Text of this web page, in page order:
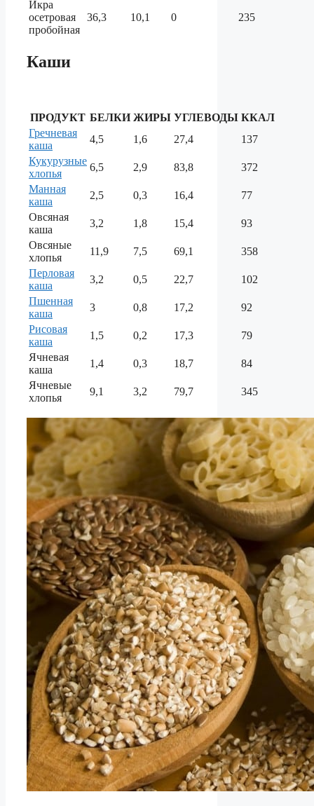
Икра
осетровая
пробойная
36,3 10,1 0 235
Каши
ПРОДУКТ БЕЛКИ ЖИРЫ УГЛЕВОДЫ ККАЛ
Гречневая
каша
4,5 1,6 27,4
137
Кукурузные
хлопья
6,5 2,9 83,8
372
Манная
каша
2,5 0,3 16,4
77
Овсяная
каша
3,2 1,8 15,4
93
Овсяные
хлопья
11,9 7,5 69,1
358
Перловая
каша
3,2 0,5 22,7
102
Пшенная
каша
3 0,8 17,2
92
Рисовая
каша
1,5 0,2 17,3
79
Ячневая
каша
1,4 0,3 18,7
84
Ячневые
хлопья
9,1 3,2 79,7 345